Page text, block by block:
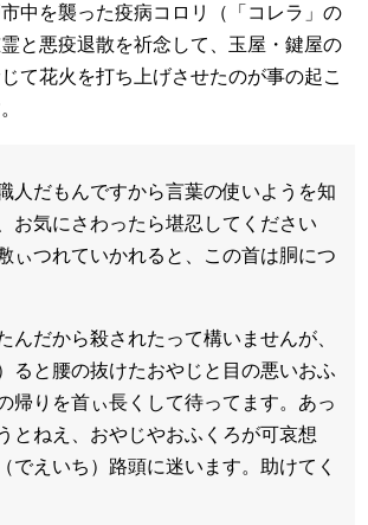
中を襲った疫病コロリ（「コレラ」の
と悪疫退散を祈念して、玉屋・鍵屋の
て花火を打ち上げさせたのが事の起こ
人だもんですから言葉の使いようを知
お気にさわったら堪忍してください
ぃつれていかれると、この首は胴につ
んだから殺されたって構いませんが、
ると腰の抜けたおやじと目の悪いおふ
帰りを首ぃ長くして待ってます。あっ
とねえ、おやじやおふくろが可哀想
でえいち）路頭に迷います。助けてく